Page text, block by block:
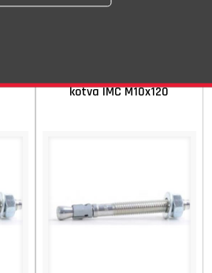
kotva IMC M10x120